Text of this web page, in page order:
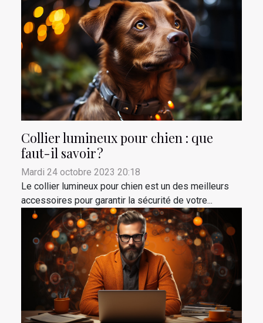
Collier lumineux pour chien : que
faut-il savoir ?
Mardi 24 octobre 2023 20:18
Le collier lumineux pour chien est un des meilleurs
accessoires pour garantir la sécurité de votre...